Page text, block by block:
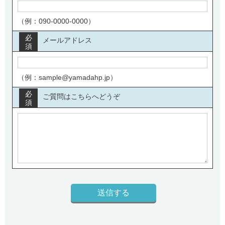
（例：090-0000-0000）
メールアドレス
必
須
（例：sample@yamadahp.jp）
ご質問はこちらへどうぞ
必
須